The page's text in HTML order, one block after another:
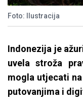
Foto: Ilustracija
Indonezija je
uvela stroža
mogla utjecati
putovanjima i